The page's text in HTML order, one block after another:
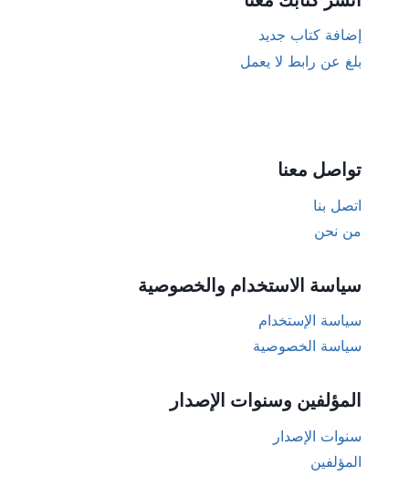
إضافة كتاب جديد
بلغ عن رابط لا يعمل
تواصل معنا
اتصل بنا
من نحن
سياسة الاستخدام والخصوصية
سياسة الإستخدام
سياسة الخصوصية
المؤلفين وسنوات الإصدار
سنوات الإصدار
المؤلفين